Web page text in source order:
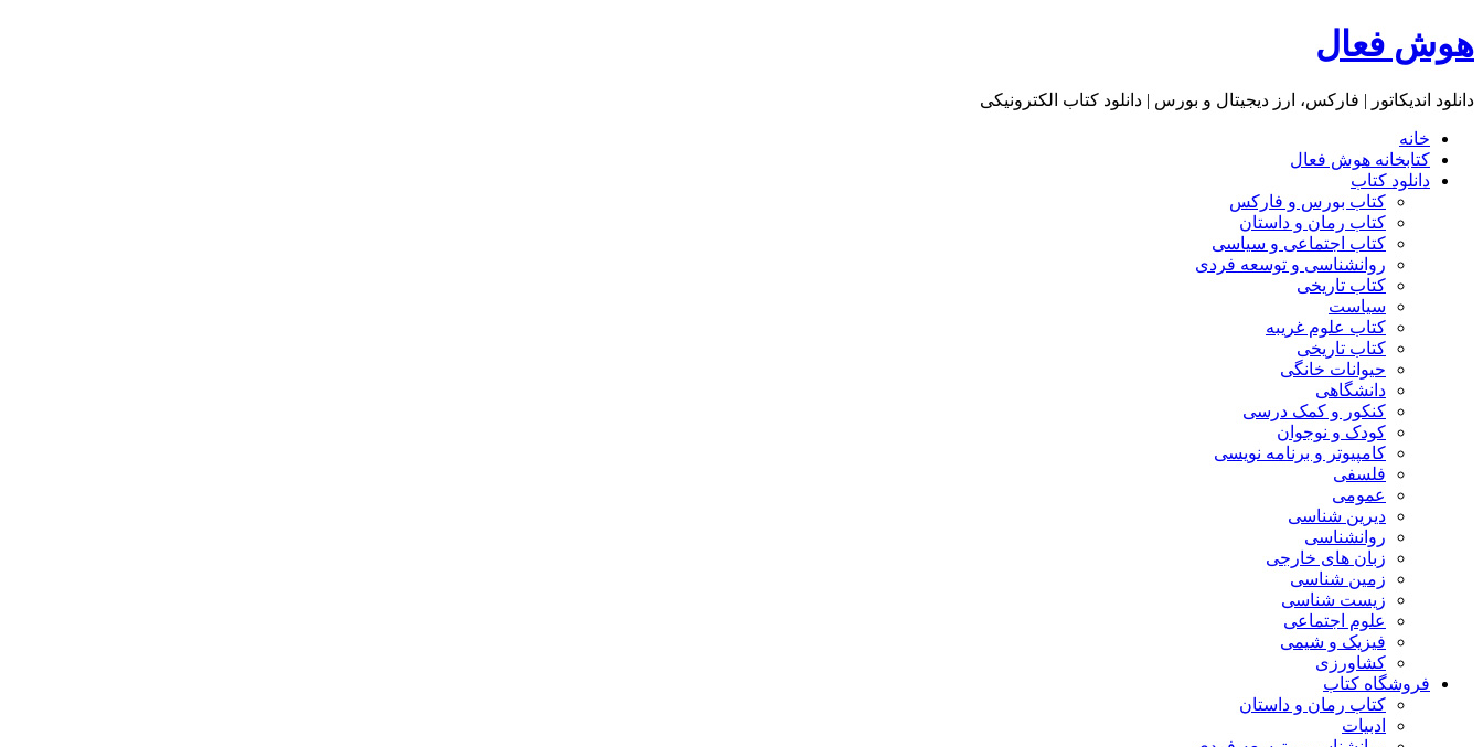
هوش فعال
دانلود اندیکاتور | فارکس، ارز دیجیتال و بورس | دانلود کتاب الکترونیکی
خانه
کتابخانه هوش فعال
دانلود کتاب
کتاب بورس و فارکس
کتاب رمان و داستان
کتاب اجتماعی و سیاسی
روانشناسی و توسعه فردی
کتاب تاریخی
سیاست
کتاب علوم غریبه
کتاب تاریخی
حیوانات خانگی
دانشگاهی
کنکور و کمک‌ درسی
کودک و نوجوان
کامپیوتر و برنامه نویسی
فلسفی
عمومی
دیرین شناسی
روانشناسی
زبان های خارجی
زمین شناسی
زیست شناسی
علوم اجتماعی
فیزیک و شیمی
کشاورزی
فروشگاه کتاب
کتاب رمان و داستان
ادبیات